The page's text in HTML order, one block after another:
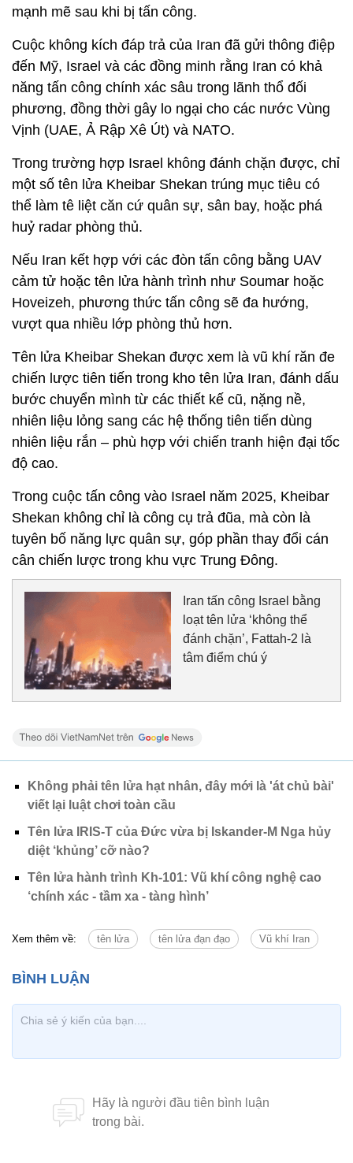
mạnh mẽ sau khi bị tấn công.
Cuộc không kích đáp trả của Iran đã gửi thông điệp
đến Mỹ, Israel và các đồng minh rằng Iran có khả
năng tấn công chính xác sâu trong lãnh thổ đối
phương, đồng thời gây lo ngại cho các nước Vùng
Vịnh (UAE, Ả Rập Xê Út) và NATO.
Trong trường hợp Israel không đánh chặn được, chỉ
một số tên lửa Kheibar Shekan trúng mục tiêu có
thể làm tê liệt căn cứ quân sự, sân bay, hoặc phá
huỷ radar phòng thủ.
Nếu Iran kết hợp với các đòn tấn công bằng UAV
cảm tử hoặc tên lửa hành trình như Soumar hoặc
Hoveizeh, phương thức tấn công sẽ đa hướng,
vượt qua nhiều lớp phòng thủ hơn.
Tên lửa Kheibar Shekan được xem là vũ khí răn đe
chiến lược tiên tiến trong kho tên lửa Iran, đánh dấu
bước chuyển mình từ các thiết kế cũ, nặng nề,
nhiên liệu lỏng sang các hệ thống tiên tiến dùng
nhiên liệu rắn – phù hợp với chiến tranh hiện đại tốc
độ cao.
Trong cuộc tấn công vào Israel năm 2025, Kheibar
Shekan không chỉ là công cụ trả đũa, mà còn là
tuyên bố năng lực quân sự, góp phần thay đổi cán
cân chiến lược trong khu vực Trung Đông.
Iran tấn công Israel bằng
loạt tên lửa ‘không thể
đánh chặn’, Fattah-2 là
tâm điểm chú ý
Không phải tên lửa hạt nhân, đây mới là 'át chủ bài'
viết lại luật chơi toàn cầu
Tên lửa IRIS-T của Đức vừa bị Iskander-M Nga hủy
diệt ‘khủng’ cỡ nào?
Tên lửa hành trình Kh-101: Vũ khí công nghệ cao
‘chính xác - tầm xa - tàng hình’
Xem thêm về: tên lửa tên lửa đạn đạo Vũ khí Iran